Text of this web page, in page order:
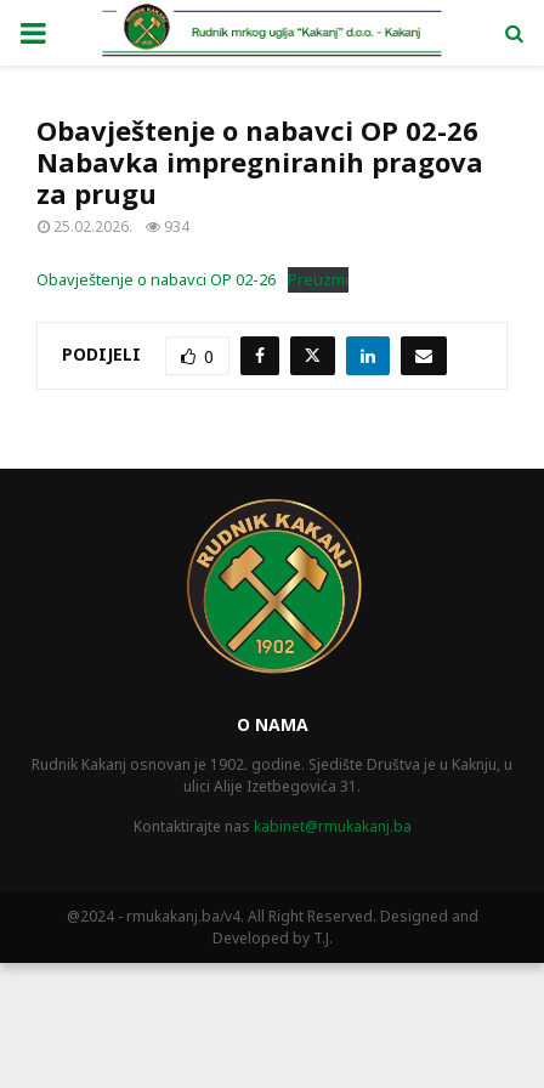
PRIMARY
Obavještenje o nabavci OP 02-26
Nabavka impregniranih pragova
za prugu
25.02.2026. 934
Obavještenje o nabavci OP 02-26 Preuzmi
PODIJELI 0
O NAMA
Rudnik Kakanj osnovan je 1902. godine. Sjedište Društva je u Kaknju, u
ulici Alije Izetbegovića 31.
Kontaktirajte nas kabinet@rmukakanj.ba
@2024 - rmukakanj.ba/v4. All Right Reserved. Designed and
Developed by T.J.